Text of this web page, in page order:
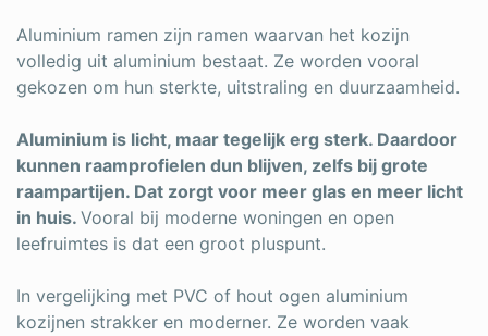
Aluminium ramen zijn ramen waarvan het kozijn
volledig uit aluminium bestaat. Ze worden vooral
gekozen om hun sterkte, uitstraling en duurzaamheid.
Aluminium is licht, maar tegelijk erg sterk. Daardoor
kunnen raamprofielen dun blijven, zelfs bij grote
raampartijen. Dat zorgt voor meer glas en meer licht
in huis. Vooral bij moderne woningen en open
leefruimtes is dat een groot pluspunt.
In vergelijking met PVC of hout ogen aluminium
kozijnen strakker en moderner. Ze worden vaak